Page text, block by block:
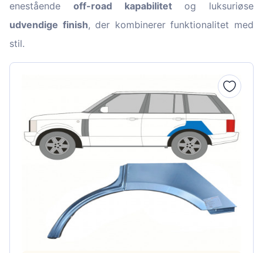
enestående off-road kapabilitetog luksuriøse
udvendige finish, der kombinerer funktionalitet med
stil.